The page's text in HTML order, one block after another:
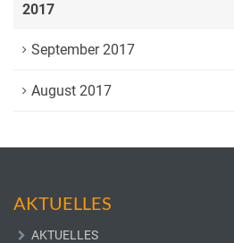
2017
September 2017
August 2017
AKTUELLES
AKTUELLES